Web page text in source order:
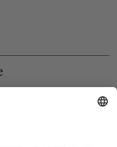
Zürich
So zumindest sieht es der
der aus musikgestützten